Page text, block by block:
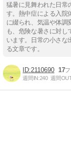
猛暑に見舞われた日常
す。熱中症による入院
に綴られ、気温や体調
も、危険な暑さに対し
います。日常の小さな
る文章です。
2110690 17
週間IN:240 週間